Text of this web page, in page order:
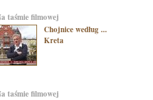
na taśmie filmowej
Chojnice według ...
Kreta
na taśmie filmowej